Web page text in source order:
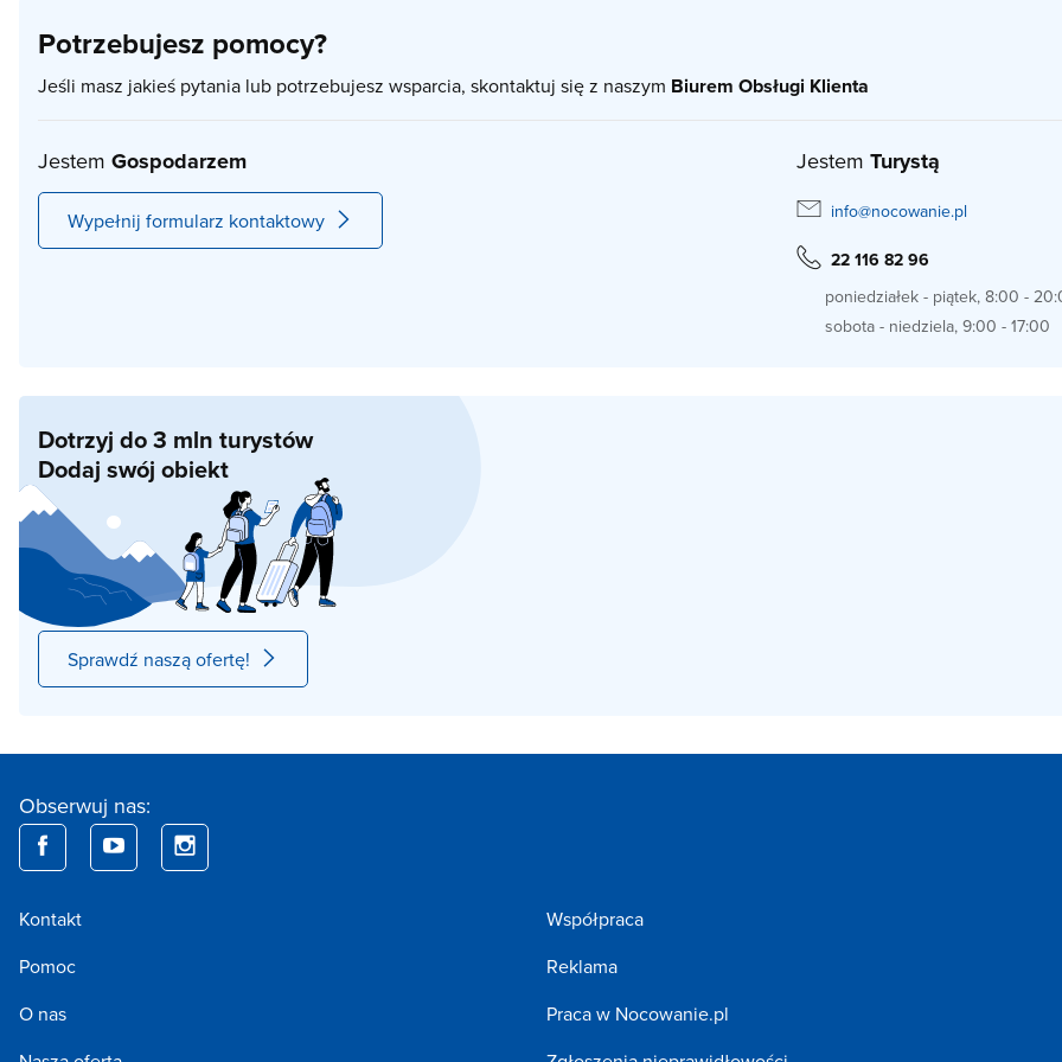
Potrzebujesz pomocy?
Jeśli masz jakieś pytania lub potrzebujesz wsparcia, skontaktuj się z naszym Biurem Obsługi Klienta
Jestem Gospodarzem
Wypełnij formularz kontaktowy
Jestem Turystą
info@nocowanie.pl
22 116 82 96
poniedziałek - piątek, 8:00 -
sobota - niedziela, 9:00 - 17:00
Dotrzyj do 3 mln turystów
Dodaj swój obiekt
Sprawdź naszą ofertę!
Obserwuj nas:
Kontakt
Pomoc
O nas
Współpraca
Reklama
Praca w Nocowanie.pl